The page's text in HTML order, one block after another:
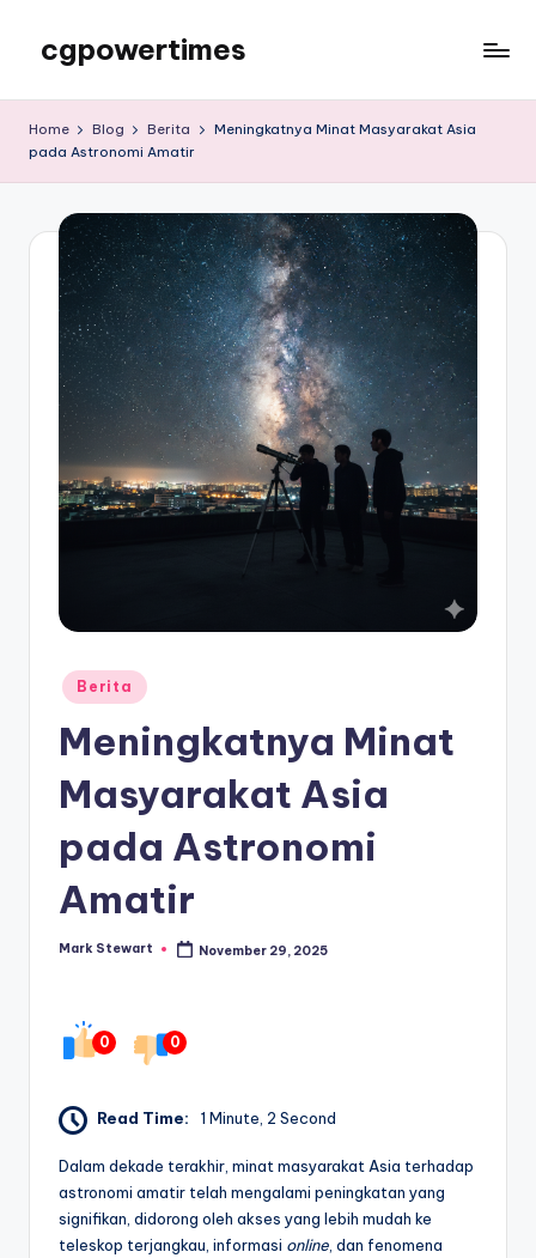
content
cgpowertimes
Home Blog Berita
Meningkatnya Minat Masyarakat Asia
pada Astronomi Amatir
Posted
in
Berita
Meningkatnya Minat
Masyarakat Asia
pada Astronomi
Amatir
Posted
Mark Stewart November 29, 2025
0 0
Read Time: 1 Minute, 2 Second
Dalam dekade terakhir, minat masyarakat Asia terhadap
astronomi amatir telah mengalami peningkatan yang
signifikan, didorong oleh akses yang lebih mudah ke
teleskop terjangkau, informasi online , dan fenomena